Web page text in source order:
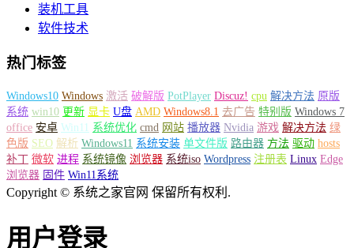
装机工具
软件技术
热门标签
Windows10 Windows 激活 破解版 PotPlayer Discuz! cpu 解决方法 原版
系统 win10 更新 显卡 U盘 AMD Windows8.1 去广告 特别版 Windows 7
office 安卓 Win11 系统优化 cmd 网站 播放器 Nvidia 游戏 解决方法 绿
色版 SEO 解析 Windows11 系统安装 单文件版 路由器 方法 驱动 hosts
补丁 微软 进程 系统镜像 浏览器 系统iso Wordpress 注册表 Linux Edge
浏览器 固件 Win11系统
Copyright © 系统之家官网 保留所有权利.
用户登录